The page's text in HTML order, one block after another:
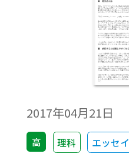
2017年04月21日
高 理科 エッセイ